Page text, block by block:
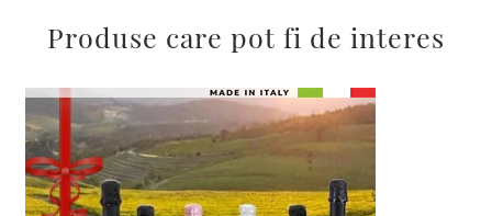
Produse care pot fi de interes